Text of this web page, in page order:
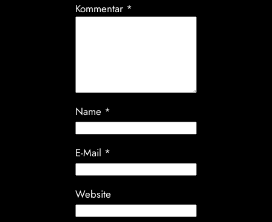
Kommentar *
Name *
E-Mail *
Website